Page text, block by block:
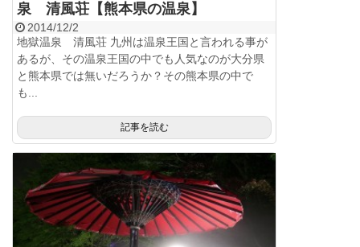
泉 清風荘【熊本県の温泉】
2014/12/2
地獄温泉 清風荘 九州は温泉王国と言われる事が
あるが、その温泉王国の中でも人気なのが大分県
と熊本県では無いだろうか？その熊本県の中で
も...
記事を読む